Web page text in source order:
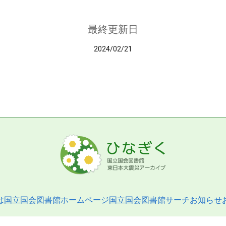
最終更新日
2024/02/21
国立国会図書館ホームページ国立国会図書館サーチお知らせ